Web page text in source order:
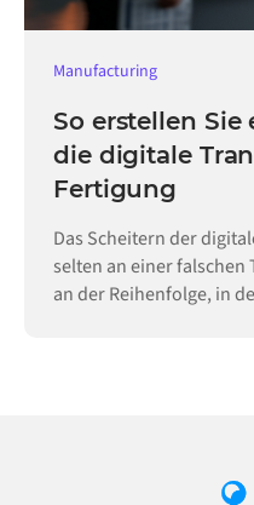
Manufacturing
So erstellen
die digitale
Fertigung
Das Scheitern der
selten an einer falschen
an der Reihenfolge, in